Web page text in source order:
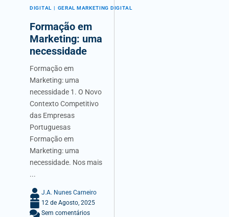
DIGITAL GERAL MARKETING DIGITAL
Formação em
Marketing: uma
necessidade
Formação em
Marketing: uma
necessidade 1. O Novo
Contexto Competitivo
das Empresas
Portuguesas
Formação em
Marketing: uma
necessidade. Nos mais
...
J.A. Nunes Carneiro
12 de Agosto, 2025
Sem comentários